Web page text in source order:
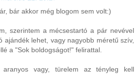
bár akkor még blogom sem volt:)
szerintem a mécsestartó a pár nevével
ajándék lehet, vagy nagyobb méretű szív,
a "Sok boldogságot!" felirattal.
aranyos vagy, türelem az tényleg kell